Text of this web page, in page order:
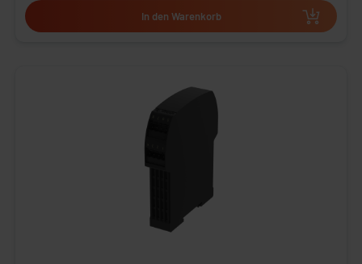
In den Warenkorb